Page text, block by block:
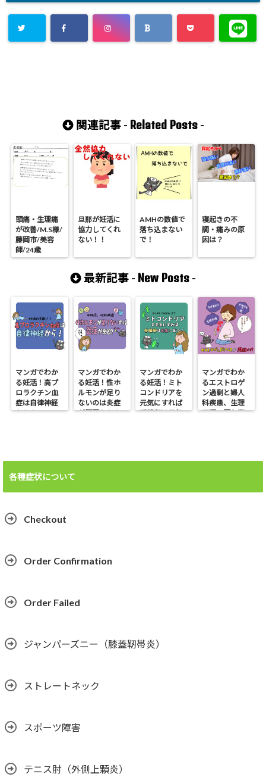
関連記事 - Related Posts-
頭痛・生理痛
が改善/M.S様/
藤岡市/美容
師/24歳
旦那が妊活に
協力してくれ
ない！！
AMHの数値で
落ち込まない
で！
寝起きの不
調・痛みの原
因は？
最新記事 - New Posts -
マンガでわか
る妊活！高プ
ロラクチン血
症は自律神経
から！
マンガでわか
る妊活！性ホ
ルモンが足り
ないのは炎症
が原因かも！
マンガでわか
る妊活！ミト
コンドリアを
元気にすれば
受精卵は元気
マンガでわか
るエストロゲ
ン過剰と婦人
科疾患、生理
不順、更年期
各種症状について
Checkout
Order Confirmation
Order Failed
ジャンパーズニー（膝蓋靭帯炎）
ストレートネック
スポーツ障害
テニス肘（外側上顆炎）